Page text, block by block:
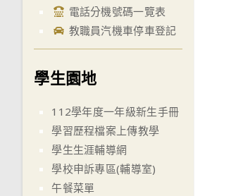
電話分機號碼一覽表
教職員汽機車停車登記
學生園地
112學年度一年級新生手冊
學習歷程檔案上傳教學
學生生涯輔導網
學校申訴專區(輔導室)
午餐菜單